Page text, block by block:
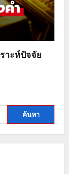
าะห์ปัจจัย